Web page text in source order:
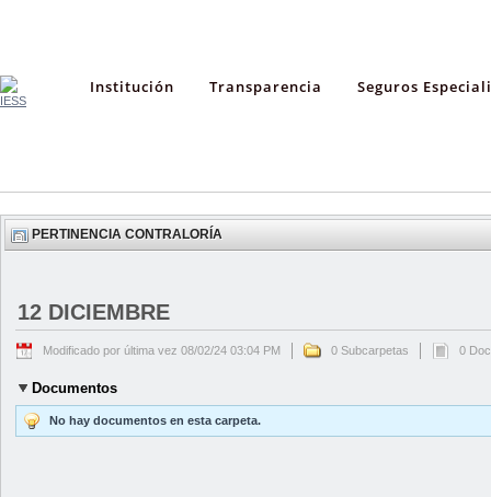
Institución Transparencia Seguros
PERTINENCIA CONTRALORÍA
12 DICIEMBRE
Modificado por última vez 08/02/24 03:04 PM 0 Subcarpetas 0
Documentos
No hay documentos en esta carpeta.